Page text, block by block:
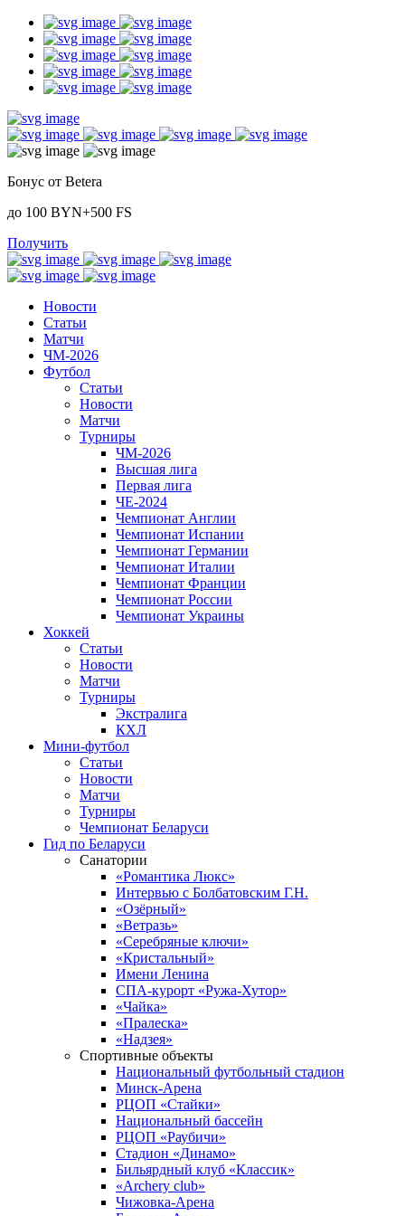
Бонус от Betera
до 100 BYN+500 FS
Получить
Новости
Статьи
Матчи
ЧМ-2026
Футбол
Статьи
Новости
Матчи
Турниры
ЧМ-2026
Высшая лига
Первая лига
ЧЕ-2024
Чемпионат Англии
Чемпионат Испании
Чемпионат Германии
Чемпионат Италии
Чемпионат Франции
Чемпионат России
Чемпионат Украины
Хоккей
Статьи
Новости
Матчи
Турниры
Экстралига
КХЛ
Мини-футбол
Статьи
Новости
Матчи
Турниры
Чемпионат Беларуси
Гид по Беларуси
Санатории
«Романтика Люкс»
Интервью с Болбатовским Г.Н.
«Озёрный»
«Ветразь»
«Серебряные ключи»
«Кристальный»
Имени Ленина
СПА-курорт «Ружа-Хутор»
«Чайка»
«Пралеска»
«Надзея»
Спортивные объекты
Национальный футбольный стадион
Минск-Арена
РЦОП «Стайки»
Национальный бассейн
РЦОП «Раубичи»
Стадион «Динамо»
Бильярдный клуб «Классик»
«Archery club»
Чижовка-Арена